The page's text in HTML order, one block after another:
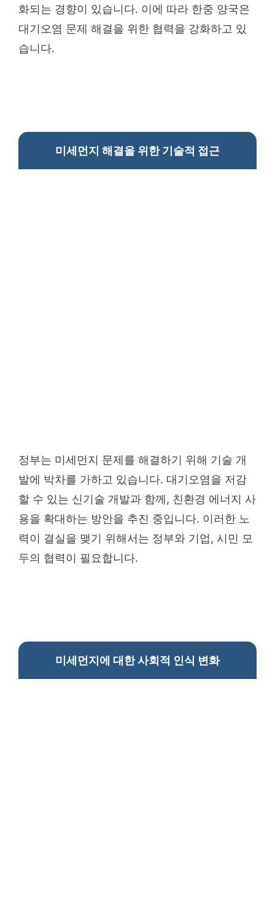
화되는 경향이 있습니다. 이에 따라 한중 양국은
대기오염 문제 해결을 위한 협력을 강화하고 있
습니다.
미세먼지 해결을 위한 기술적 접근
정부는 미세먼지 문제를 해결하기 위해 기술 개
발에 박차를 가하고 있습니다. 대기오염을 저감
할 수 있는 신기술 개발과 함께, 친환경 에너지 사
용을 확대하는 방안을 추진 중입니다. 이러한 노
력이 결실을 맺기 위해서는 정부와 기업, 시민 모
두의 협력이 필요합니다.
미세먼지에 대한 사회적 인식 변화